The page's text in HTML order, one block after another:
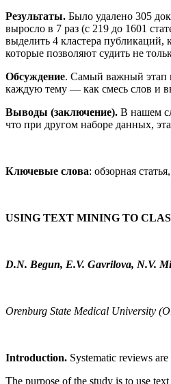
Результаты. Было удалено 305
выросло в 7 раз (с 219 до 1601
выделить 4 кластера публикаций,
которые позволяют судить не
Обсуждение. Самый важный этап
каждую тему — как смесь слов и
Выводы (заключение). В нашем
что при другом наборе данных,
Ключевые слова: обзорная
USING TEXT MINING TO
D.N. Begun, E.V. Gavrilova, N.V.
Orenburg State Medical University
Introduction. Systematic reviews
The purpose of the study is to use